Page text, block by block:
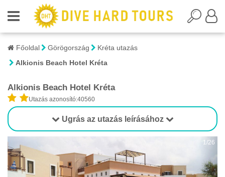
Főoldal Görögország
Kréta utazás
Alkionis Beach Hotel Kréta
Alkionis Beach Hotel Kréta
Utazás azonosító:40560
Ugrás az utazás leírásához
1/26